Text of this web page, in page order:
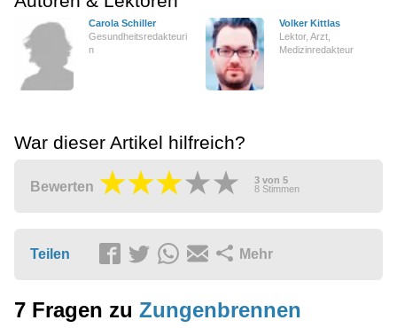
Carola Schiller
Gesundheitsredakteuri
n
Volker Kittlas
Lektor, Arzt,
Medizinredakteur
War dieser Artikel hilfreich?
Bewerten 3 von 5
8 Stimmen
Teilen Mehr
7 Fragen zu Zungenbrennen